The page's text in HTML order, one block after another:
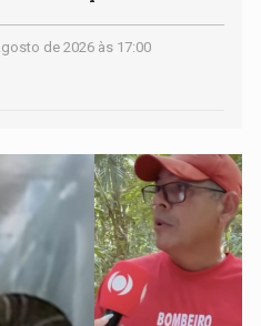
de 2026 às 17:00